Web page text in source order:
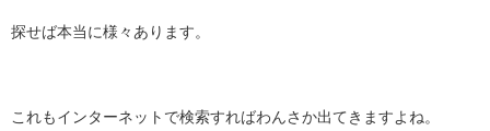
探せば本当に様々あります。
これもインターネットで検索すればわんさか出てきますよね。